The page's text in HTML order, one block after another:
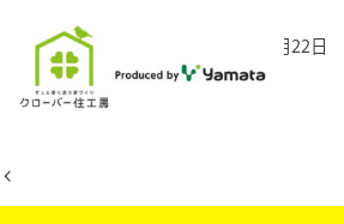
2025年12月22日